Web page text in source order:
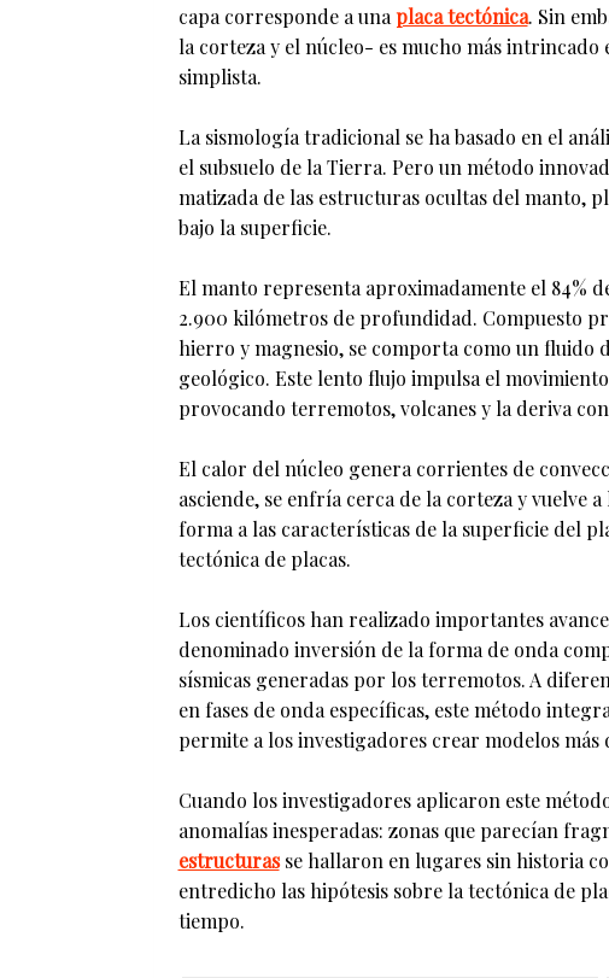
capa corresponde a una placa tectónica. Sin
la corteza y el núcleo- es mucho más
simplista.
La sismología tradicional se ha basado en el
el subsuelo de la Tierra. Pero un método
matizada de las estructuras ocultas del manto,
bajo la superficie.
El manto representa aproximadamente el 84%
2.900 kilómetros de profundidad. Compuesto
hierro y magnesio, se comporta como un
geológico. Este lento flujo impulsa el
provocando terremotos, volcanes y la deriva
El calor del núcleo genera corrientes de
asciende, se enfría cerca de la corteza y vuelve
forma a las características de la superficie del
tectónica de placas.
Los científicos han realizado importantes
denominado inversión de la forma de onda
sísmicas generadas por los terremotos. A
en fases de onda específicas, este método
permite a los investigadores crear modelos más
Cuando los investigadores aplicaron este
anomalías inesperadas: zonas que parecían
estructurasse hallaron en lugares sin historia
entredicho las hipótesis sobre la tectónica de
tiempo.